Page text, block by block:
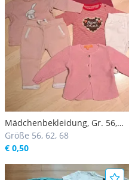
Mädchenbekleidung, Gr. 56,
62, 68, einzeln
Größe 56, 62, 68
€ 0,50